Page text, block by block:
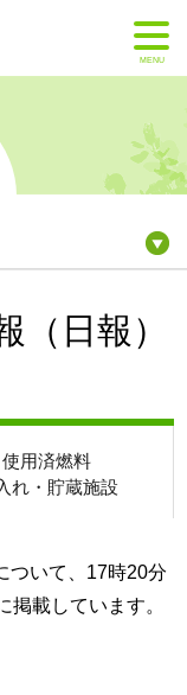
MENU
（日報）
使用済燃料
れ・貯蔵施設
ついて、17時20分
掲載しています。